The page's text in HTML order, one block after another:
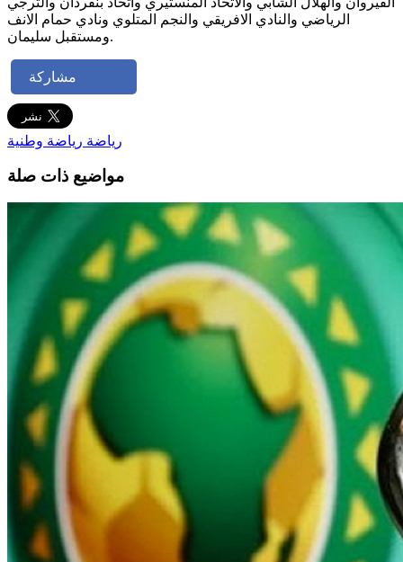
الرياضي والنادي الافريقي والنجم المتلوي ونادي حمام الانف
ومستقبل سليمان.
مشاركة
رياضة رياضة وطنية
مواضيع ذات صلة